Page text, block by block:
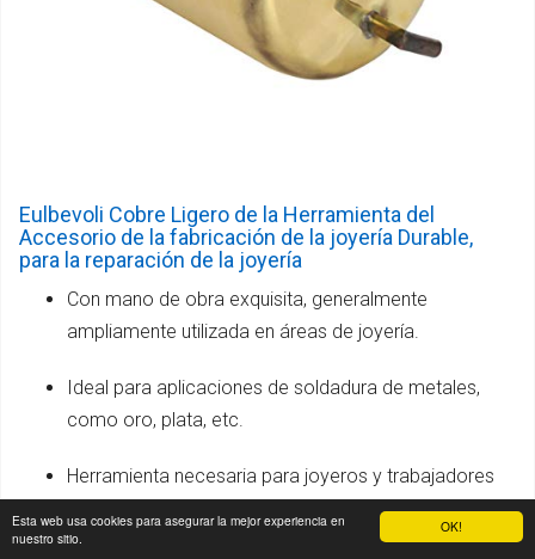
OK!
Esta web usa cookies para asegurar la mejor experiencia en
nuestro sitio.
Eulbevoli Cobre Ligero de la Herramienta del
Accesorio de la fabricación de la joyería Durable,
para la reparación de la joyería
Con mano de obra exquisita, generalmente
ampliamente utilizada en áreas de joyería.
Ideal para aplicaciones de soldadura de metales,
como oro, plata, etc.
Herramienta necesaria para joyeros y trabajadores